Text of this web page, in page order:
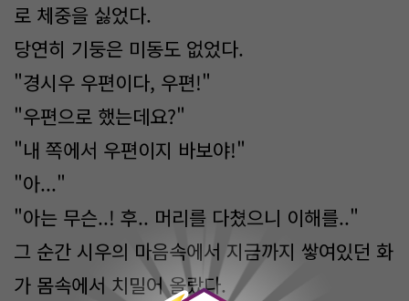
로 체중을 싫었다.
당연히 기둥은 미동도 없었다.
"경시우 우편이다, 우편!"
"우편으로 했는데요?"
"내 쪽에서 우편이지 바보야!"
"아..."
"아는 무슨..! 후.. 머리를 다쳤으니 이해를.."
그 순간 시우의 마음속에서 지금까지 쌓여있던 화
가 몸속에서 치밀어 올랐다.
0